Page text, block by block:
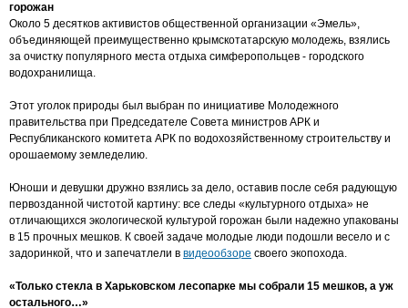
горожан
Около 5 десятков активистов общественной организации «Эмель»,
объединяющей преимущественно крымскотатарскую молодежь, взялись
за очистку популярного места отдыха симферопольцев - городского
водохранилища.
Этот уголок природы был выбран по инициативе Молодежного
правительства при Председателе Совета министров АРК и
Республиканского комитета АРК по водохозяйственному строительству и
орошаемому земледелию.
Юноши и девушки дружно взялись за дело, оставив после себя радующую
первозданной чистотой картину: все следы «культурного отдыха» не
отличающихся экологической культурой горожан были надежно упакованы
в 15 прочных мешков. К своей задаче молодые люди подошли весело и с
задоринкой, что и запечатлели в видеообзоре своего экопохода.
«Только стекла в Харьковском лесопарке мы собрали 15 мешков, а уж
остального…»